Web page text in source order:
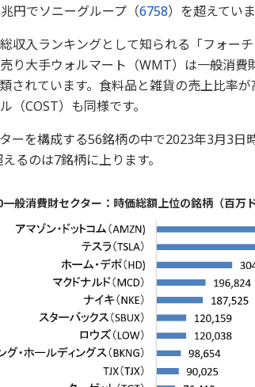
円でソニーグループ（6758）を超えていま
収入ランキングとして知られる「フォー
り大手ウォルマート（WMT）は一般消費
されています。食料品と雑貨の売上比率
（COST）も同様です。
ーを構成する56銘柄の中で2023年3月3日
るのは7銘柄に上ります。
一般消費財セクター：時価総額上位の銘柄（百万ド